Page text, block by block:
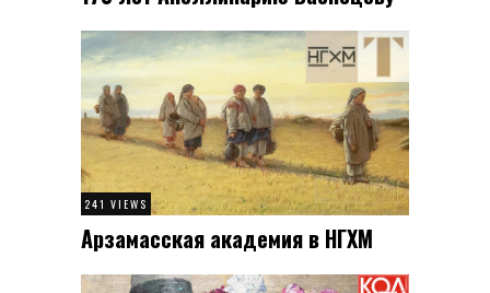
241 VIEWS
Арзамасская академия в НГХМ